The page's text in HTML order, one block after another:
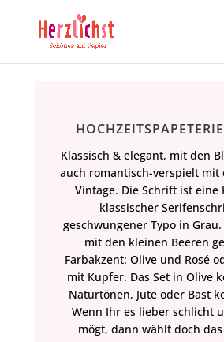
Klassisch & elegant, mit den
auch romantisch-verspielt mit
Vintage. Die Schrift ist eine
klassischer
geschwungener Typo in Grau.
mit den kleinen Beeren
Farbakzent: Olive und Rosé
mit Kupfer. Das Set in Olive
Naturtönen, Jute oder Bast
Wenn Ihr es lieber schlicht
mögt, dann wählt doch